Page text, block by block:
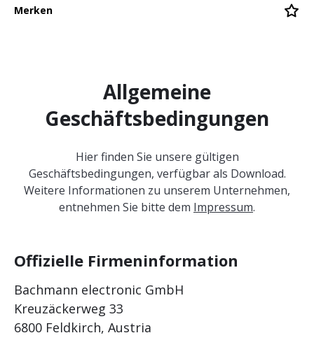
Kontakt
Karriere
Merken
Allgemeine
Geschäftsbedingungen
Hier finden Sie unsere gültigen
Geschäftsbedingungen, verfügbar als Download.
Weitere Informationen zu unserem Unternehmen,
entnehmen Sie bitte dem Impressum.
Offizielle Firmeninformation
Bachmann electronic GmbH
Kreuzäckerweg 33
6800 Feldkirch, Austria